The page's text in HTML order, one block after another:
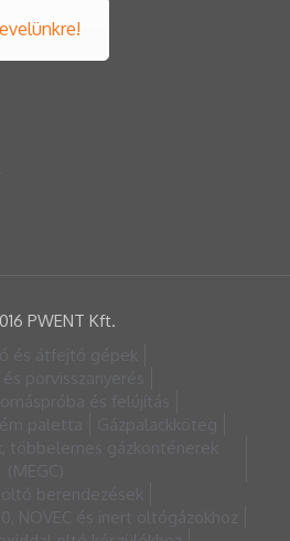
PWENT Kft.
és átfejtő gépek
porvisszanyerés
és felújítás
paletta
Gázpalackköteg
többelemes gázkonténerek
(MEGC)
berendezések
NOVEC és inert oltógázokhoz